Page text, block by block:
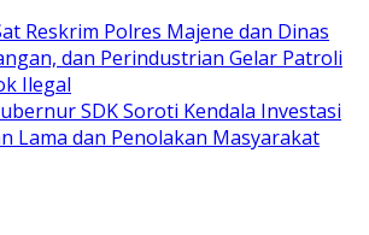
Reskrim Polres Majene dan Dinas
dan Perindustrian Gelar Patroli
Ilegal
SDK Soroti Kendala Investasi
Lama dan Penolakan Masyarakat